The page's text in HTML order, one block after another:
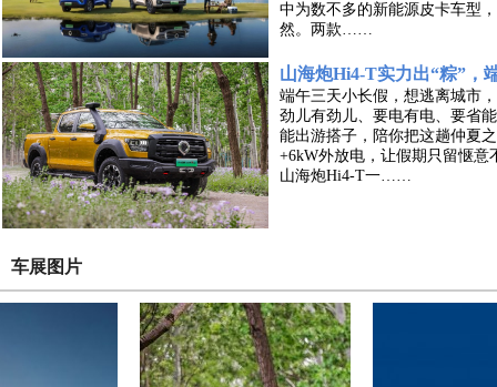
中为数不多的新能源皮卡车型
然。两款……
山海炮Hi4-T实力出“粽”，
端午三天小长假，想逃离城市
劲儿有劲儿、要电有电、要省
能出游搭子，陪你把这趟仲夏
+6kW外放电，让假期只留惬
山海炮Hi4-T一……
6月14日，“全球智能电混皮卡
市重庆隆重举行。数十家媒体
骋，深度品鉴“真新能源皮卡”
上，长城炮Hi4-T已正式上市，
用户可享……
车展图片